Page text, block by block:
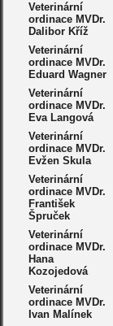
Veterinární
ordinace MVDr.
Dalibor Kříž
Veterinární
ordinace MVDr.
Eduard Wagner
Veterinární
ordinace MVDr.
Eva Langová
Veterinární
ordinace MVDr.
Evžen Skula
Veterinární
ordinace MVDr.
František
Špruček
Veterinární
ordinace MVDr.
Hana
Kozojedová
Veterinární
ordinace MVDr.
Ivan Malínek